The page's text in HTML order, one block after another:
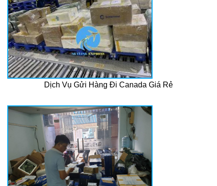
Dịch Vụ Gửi Hàng Đi Canada Giá Rẻ